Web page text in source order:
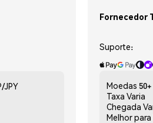
JPY
Fornecedor
Suporte:
Moedas 50+
Taxa Varia
Chegada
Melhor para